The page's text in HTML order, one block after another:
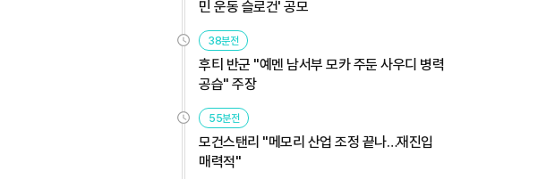
민 운동 슬로건' 공모
38분전
후티 반군 "예멘 남서부 모카 주둔 사우디 병력
공습" 주장
55분전
모건스탠리 "메모리 산업 조정 끝나…재진입
매력적"